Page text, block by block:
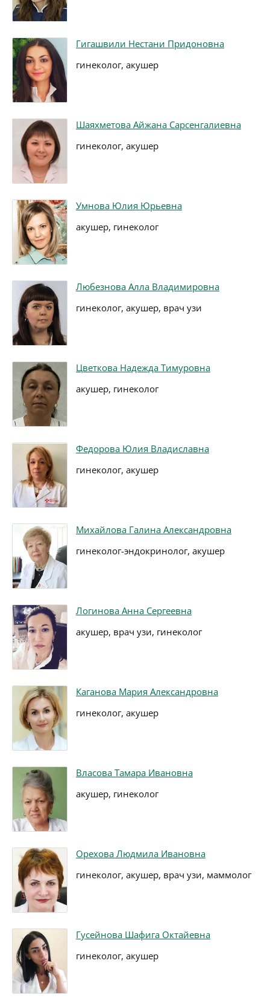
Гигашвили Нестани Придоновна
гинеколог, акушер
Шаяхметова Айжана Сарсенгалиевна
гинеколог, акушер
Умнова Юлия Юрьевна
акушер, гинеколог
Любезнова Алла Владимировна
гинеколог, акушер, врач узи
Цветкова Надежда Тимуровна
акушер, гинеколог
Федорова Юлия Владиславна
гинеколог, акушер
Михайлова Галина Александровна
гинеколог-эндокринолог, акушер
Логинова Анна Сергеевна
акушер, врач узи, гинеколог
Каганова Мария Александровна
гинеколог, акушер
Власова Тамара Ивановна
акушер, гинеколог
Орехова Людмила Ивановна
гинеколог, акушер, врач узи, маммолог
Гусейнова Шафига Октайевна
гинеколог, акушер